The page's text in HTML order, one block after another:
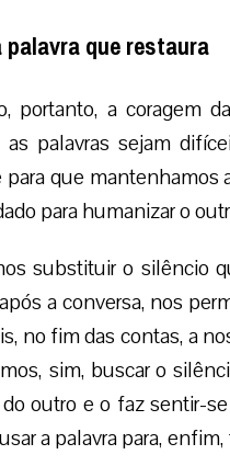
que restaura
portanto, a coragem
as palavras sejam
que mantenhamos
para humanizar o
substituir o silêncio
a conversa, nos
no fim das contas, a
sim, buscar o
outro e o faz sentir-
a palavra para,